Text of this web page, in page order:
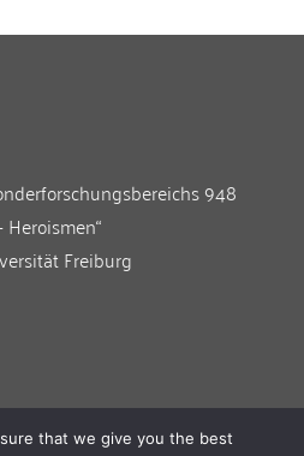
948
Freiburg
that we give you the best